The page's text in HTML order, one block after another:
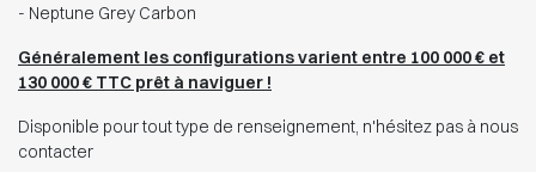
- Neptune Grey Carbon
Généralement les configurations varient entre 100 000 € et
130 000 € TTC prêt à naviguer !
Disponible pour tout type de renseignement, n'hésitez pas à nous
contacter